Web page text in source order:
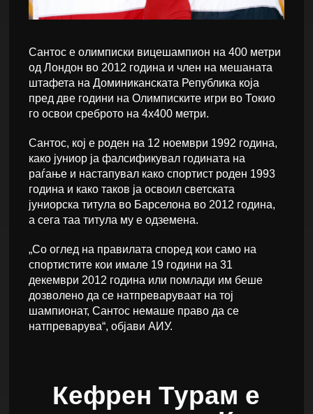
Сантос е олимписки вицешампион на 400 метри
од Лондон во 2012 година и член на мешаната
штафета на Доминиканската Република која
пред две години на Олимписките игри во Токио
го освои среброто на 4х400 метри.
Сантос, кој е роден на 12 ноември 1992 година,
како јуниор ја фалсификувал годината на
раѓање и настапувал како спортист роден 1993
година и како таков ја освоил светската
јуниорска титула во Барселона во 2012 година,
а сега таа титула му е одземена.
„Со оглед на правилата според кои само на
спортистите кои имале 19 години на 31
декември 2012 година или помлади им беше
дозволено да се натпреваруваат на тој
шампионат, Сантос немаше право да се
натпреварува“, објави АИУ.
Кефрен Турам е